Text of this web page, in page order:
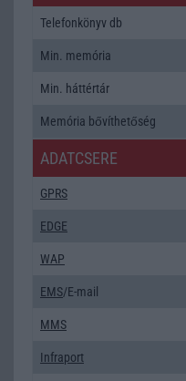
Telefonkönyv db
Min. memória
Min. háttértár
Memória bővíthetőség
ADATCSERE
GPRS
EDGE
WAP
EMS/E-mail
MMS
Infraport